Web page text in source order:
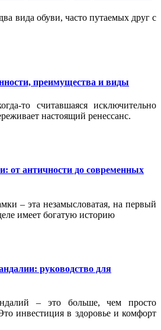
вида обуви, часто путаемых друг с
преимущества и виды
то считавшаяся исключительно
настоящий ренессанс.
от античности до современных
– эта незамысловатая, на первый
имеет богатую историю
руководство для
– это больше, чем просто
инвестиция в здоровье и комфорт